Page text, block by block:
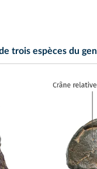
trois espèces du